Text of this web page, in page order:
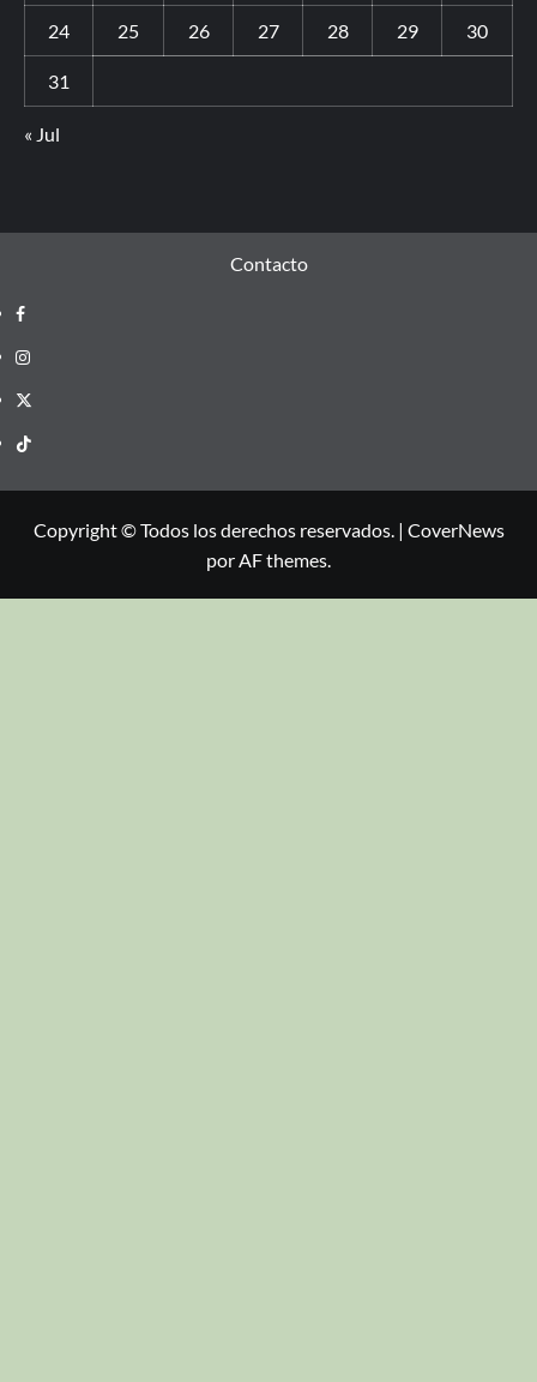
24 25 26 27 28 29 30
31
« Jul
Contacto
Copyright © Todos los derechos reservados. | CoverNews
por AF themes.